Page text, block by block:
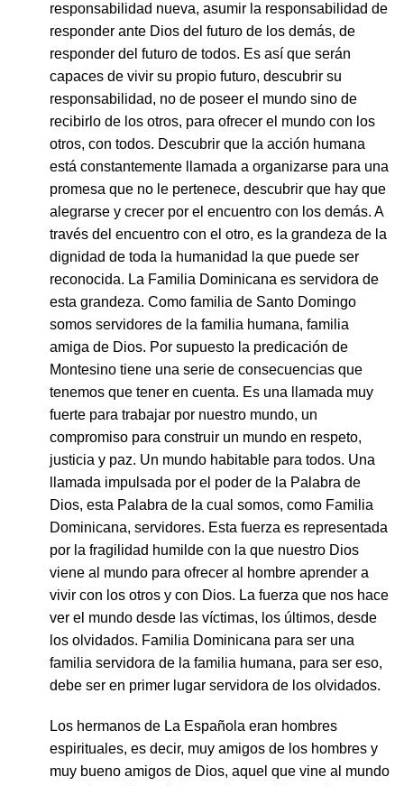
responsabilidad nueva, asumir la responsabilidad de
responder ante Dios del futuro de los demás, de
responder del futuro de todos. Es así que serán
capaces de vivir su propio futuro, descubrir su
responsabilidad, no de poseer el mundo sino de
recibirlo de los otros, para ofrecer el mundo con los
otros, con todos. Descubrir que la acción humana
está constantemente llamada a organizarse para una
promesa que no le pertenece, descubrir que hay que
alegrarse y crecer por el encuentro con los demás. A
través del encuentro con el otro, es la grandeza de la
dignidad de toda la humanidad la que puede ser
reconocida. La Familia Dominicana es servidora de
esta grandeza. Como familia de Santo Domingo
somos servidores de la familia humana, familia
amiga de Dios. Por supuesto la predicación de
Montesino tiene una serie de consecuencias que
tenemos que tener en cuenta. Es una llamada muy
fuerte para trabajar por nuestro mundo, un
compromiso para construir un mundo en respeto,
justicia y paz. Un mundo habitable para todos. Una
llamada impulsada por el poder de la Palabra de
Dios, esta Palabra de la cual somos, como Familia
Dominicana, servidores. Esta fuerza es representada
por la fragilidad humilde con la que nuestro Dios
viene al mundo para ofrecer al hombre aprender a
vivir con los otros y con Dios. La fuerza que nos hace
ver el mundo desde las víctimas, los últimos, desde
los olvidados. Familia Dominicana para ser una
familia servidora de la familia humana, para ser eso,
debe ser en primer lugar servidora de los olvidados.
Los hermanos de La Española eran hombres
espirituales, es decir, muy amigos de los hombres y
muy bueno amigos de Dios, aquel que vine al mundo